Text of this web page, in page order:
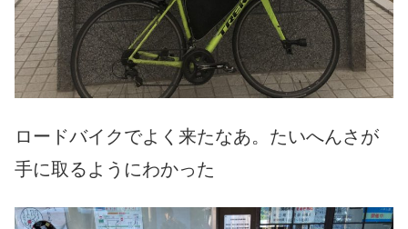
ロードバイクでよく来たなあ。たいへんさが
手に取るようにわかった